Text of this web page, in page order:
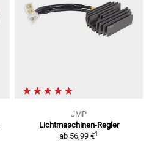
JMP
Lichtmaschinen-Regler
ab 56,99 €1